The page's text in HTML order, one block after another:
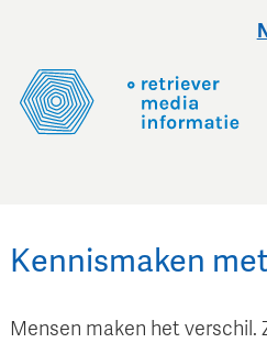
Kennismaken
Mensen maken het verschil.